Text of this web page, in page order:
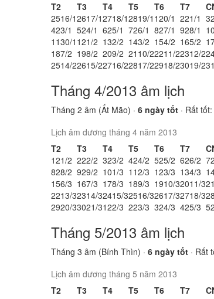
T2
T3 T4 T5 T6 T7
2516/12617/12718/12819/1 120/1 221/1 3
423/1 524/1 625/1 726/1 827/1 928/1 10
1130/1 121/2 132/2 143/2 154/2 165/2
187/2 198/2 209/2 21 10/22211/22312/2
2514/22615/22716/22817/22918/23019/231
Tháng 4/2013 âm lịch
Tháng 2 âm (Ất Mão) · 6 ngày tốt · Rất tốt:
Lịch âm dương tháng 4 năm 2013
T2
T3 T4 T5 T6 T7
121/2 222/2 323/2 424/2 525/2 626/2 7
828/2 929/2 101/3 112/3 123/3 134/3
156/3 167/3 178/3 189/3 1910/32011/321
2213/32314/32415/32516/32617/32718/328
2920/33021/3122/3 223/3 324/3 425/3 5
Tháng 5/2013 âm lịch
Tháng 3 âm (Bính Thìn) · 6 ngày tốt · Rất
Lịch âm dương tháng 5 năm 2013
T2
T3 T4 T5 T6 T7